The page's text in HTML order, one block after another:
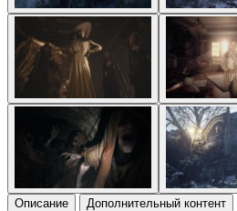
Описание Дополнительный контент